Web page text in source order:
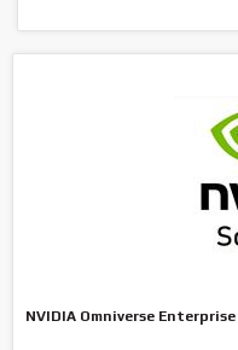
NVIDIA Omniverse